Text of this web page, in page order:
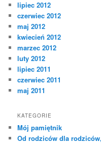
lipiec 2012
czerwiec 2012
maj 2012
kwiecień 2012
marzec 2012
luty 2012
lipiec 2011
czerwiec 2011
maj 2011
KATEGORIE
Mój pamiętnik
Od rodziców dla